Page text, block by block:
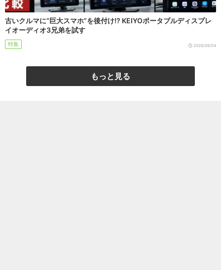
古いクルマに“巨大スマホ”を後付け!? KEIYOポータブルディスプレ
イオーディオ3兄弟を試す
特集 2026/08/04
もっと見る